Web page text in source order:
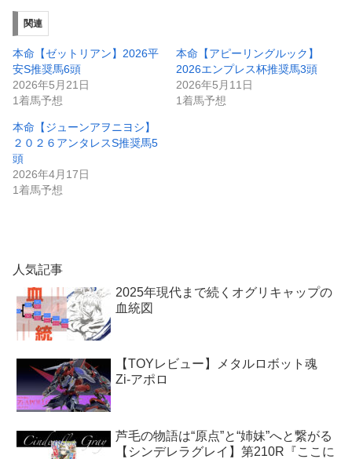
関連
本命【ゼットリアン】2026平
安S推奨馬6頭
2026年5月21日
1着馬予想
本命【アピーリングルック】
2026エンプレス杯推奨馬3頭
2026年5月11日
1着馬予想
本命【ジューンアヲニヨシ】
２０２６アンタレスS推奨馬5
頭
2026年4月17日
1着馬予想
人気記事
2025年現代まで続くオグリキャップの
血統図
【TOYレビュー】メタルロボット魂
Zi-アポロ
芦毛の物語は“原点”と“姉妹”へと繋がる
【シンデレラグレイ】第210R『ここに